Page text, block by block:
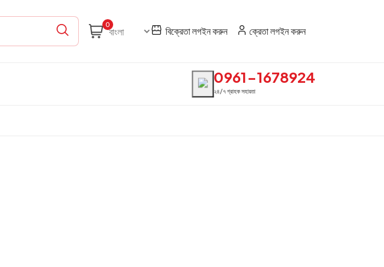
0
বিক্রেতা লগইন করুন ক্রেতা লগইন করুন
0961-1678924
২৪/৭ গ্রাহক সহায়তা